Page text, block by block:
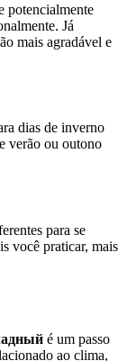
potencialmente
Já
mais agradável e
dias de inverno
verão ou outono
para se
você praticar, mais
é um passo
ao clima,